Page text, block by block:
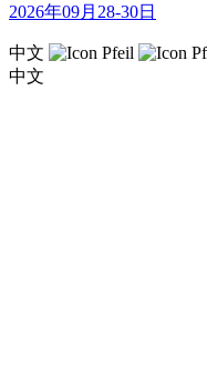
2026年09月28-30日
中文
中文